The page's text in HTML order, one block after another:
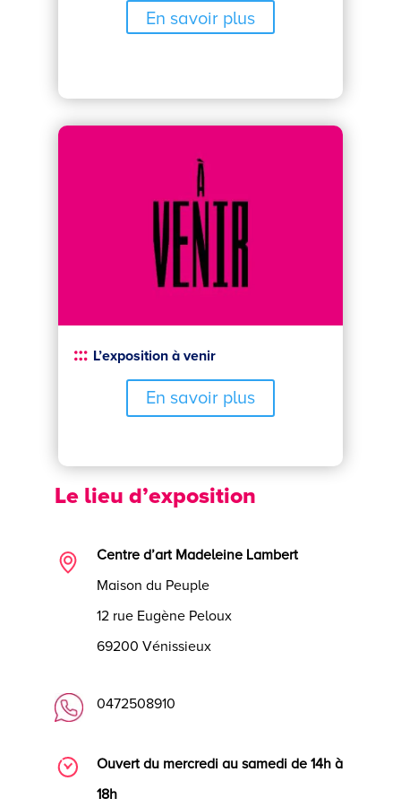
En savoir plus
L’exposition à venir
En savoir plus
Le lieu d’exposition
Centre d’art Madeleine Lambert
Maison du Peuple
12 rue Eugène Peloux
69200 Vénissieux
0472508910
Ouvert du mercredi au samedi de 14h à
18h